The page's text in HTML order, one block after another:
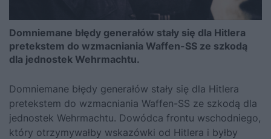
Domniemane błędy generałów stały się dla Hitlera
pretekstem do wzmacniania Waffen-SS ze szkodą
dla jednostek Wehrmachtu.
Domniemane błędy generałów stały się dla Hitlera
pretekstem do wzmacniania Waffen-SS ze szkodą dla
jednostek Wehrmachtu. Dowódca frontu wschodniego,
który otrzymywałby wskazówki od Hitlera i byłby